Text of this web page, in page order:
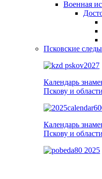
Военная
Псковские следы
Календарь
Пскову и
Календарь
Пскову и